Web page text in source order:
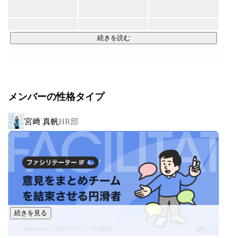
Unlock the potential of people and the economy with
私たちは、日本の産業そのものを、より新しく、よりしなや
かな姿へと進化させたいと考えています。
いま、世界はかつてない変化のただ中になります。
インターネットの普及に続き、AIの登場によって、人とAI、
産業とAIの融合が急速に進んでいます。
しかし一方で、意味ある価値を生み出し、顧客に喜ばれるこ
と。
そして、個人が成長し社会に貢献すること。
この普遍的な原則は、これから100年経っても変わることは
ありません。
続きを読む
メンバーの性格タイプ
宮﨑 真帆HR部
続きを見る